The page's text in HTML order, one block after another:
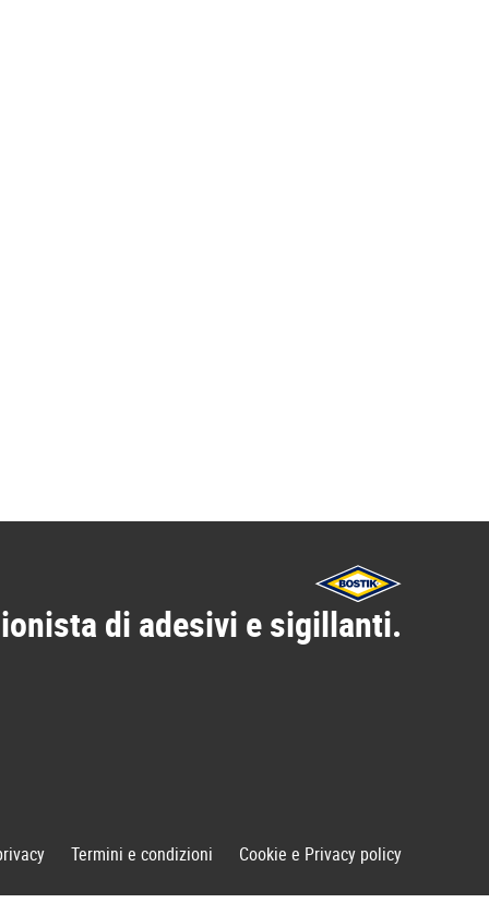
di adesivi e sigillanti.
Termini e condizioni Cookie e Privacy policy